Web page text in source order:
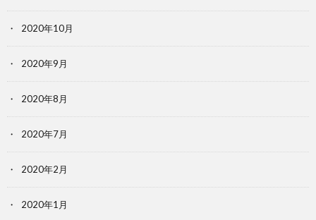
2020年10月
2020年9月
2020年8月
2020年7月
2020年2月
2020年1月